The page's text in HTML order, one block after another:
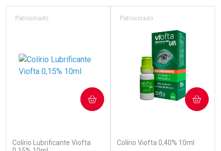
Colírio Lubrificante Viofta
Patrocinado
COMPRAR
Colírio Viofta 0,40% 10ml
Patrocinado
COMPRAR